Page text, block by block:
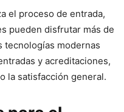
el proceso de entrada,
pueden disfrutar más de
tecnologías modernas
y acreditaciones,
la satisfacción general.